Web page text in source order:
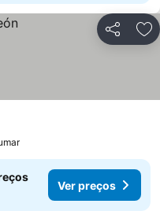
Partilhar
Ver preços